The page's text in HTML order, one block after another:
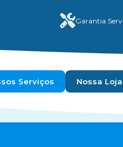
Garantia
Serviços Nossa Loja